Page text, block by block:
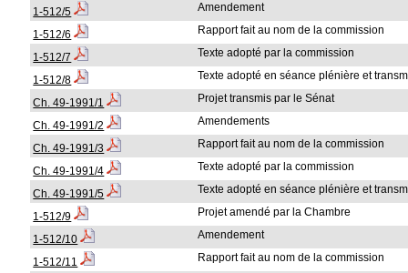
1-512/5 Amendement
1-512/6 Rapport fait au nom de la commission
1-512/7 Texte adopté par la commission
1-512/8 Texte adopté en séance plénière et
Ch. 49-1991/1 Projet transmis par le Sénat
Ch. 49-1991/2 Amendements
Ch. 49-1991/3 Rapport fait au nom de la commission
Ch. 49-1991/4 Texte adopté par la commission
Ch. 49-1991/5 Texte adopté en séance plénière et
1-512/9 Projet amendé par la Chambre
1-512/10 Amendement
1-512/11 Rapport fait au nom de la commission